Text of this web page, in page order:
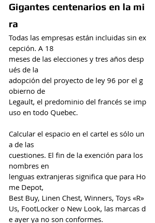
Gigantes centenarios en la mi
ra
Todas las empresas están incluidas sin ex
cepción. A 18
meses de las elecciones y tres años desp
ués de la
adopción del proyecto de ley 96 por el g
obierno de
Legault, el predominio del francés se imp
uso en todo Quebec.
Calcular el espacio en el cartel es sólo un
a de las
cuestiones. El fin de la exención para los
nombres en
lenguas extranjeras significa que para Ho
me Depot,
Best Buy, Linen Chest, Winners, Toys «R»
Us, FootLocker o New Look, las marcas d
e ayer ya no son conformes.